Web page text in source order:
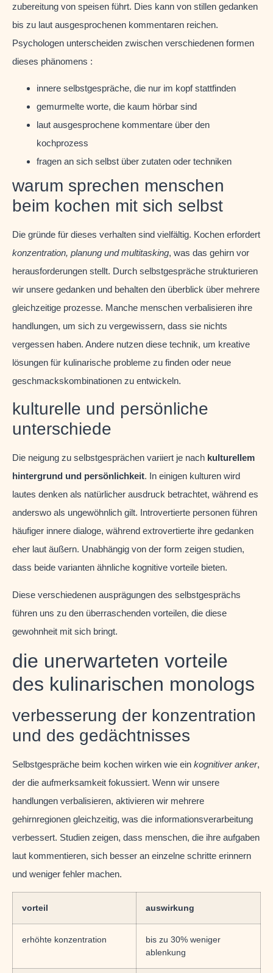
zubereitung von speisen führt. Dies kann von stillen gedanken
bis zu laut ausgesprochenen kommentaren reichen.
Psychologen unterscheiden zwischen verschiedenen formen
dieses phänomens :
innere selbstgespräche, die nur im kopf stattfinden
gemurmelte worte, die kaum hörbar sind
laut ausgesprochene kommentare über den
kochprozess
fragen an sich selbst über zutaten oder techniken
warum sprechen menschen
beim kochen mit sich selbst
Die gründe für dieses verhalten sind vielfältig. Kochen erfordert
konzentration, planung und multitasking, was das gehirn vor
herausforderungen stellt. Durch selbstgespräche strukturieren
wir unsere gedanken und behalten den überblick über mehrere
gleichzeitige prozesse. Manche menschen verbalisieren ihre
handlungen, um sich zu vergewissern, dass sie nichts
vergessen haben. Andere nutzen diese technik, um kreative
lösungen für kulinarische probleme zu finden oder neue
geschmackskombinationen zu entwickeln.
kulturelle und persönliche
unterschiede
Die neigung zu selbstgesprächen variiert je nach kulturellem
hintergrund und persönlichkeit. In einigen kulturen wird
lautes denken als natürlicher ausdruck betrachtet, während es
anderswo als ungewöhnlich gilt. Introvertierte personen führen
häufiger innere dialoge, während extrovertierte ihre gedanken
eher laut äußern. Unabhängig von der form zeigen studien,
dass beide varianten ähnliche kognitive vorteile bieten.
Diese verschiedenen ausprägungen des selbstgesprächs
führen uns zu den überraschenden vorteilen, die diese
gewohnheit mit sich bringt.
die unerwarteten vorteile
des kulinarischen monologs
verbesserung der konzentration
und des gedächtnisses
Selbstgespräche beim kochen wirken wie ein kognitiver anker,
der die aufmerksamkeit fokussiert. Wenn wir unsere
handlungen verbalisieren, aktivieren wir mehrere
gehirnregionen gleichzeitig, was die informationsverarbeitung
verbessert. Studien zeigen, dass menschen, die ihre aufgaben
laut kommentieren, sich besser an einzelne schritte erinnern
und weniger fehler machen.
vorteil auswirkung
erhöhte konzentration
bis zu 30% weniger
ablenkung